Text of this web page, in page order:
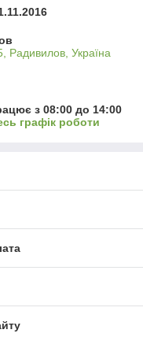
Радивилов, Україна
з 08:00 до 14:00
графік роботи